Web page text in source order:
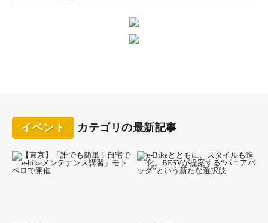
イベント カテゴリの最新記事